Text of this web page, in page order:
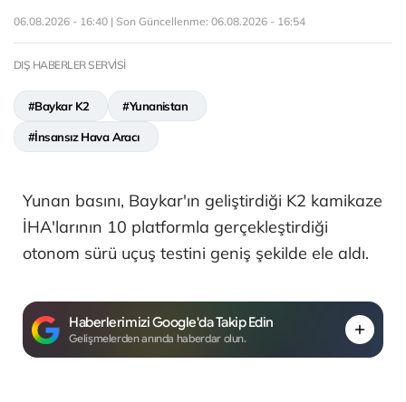
06.08.2026 - 16:40 | Son Güncellenme: 06.08.2026 - 16:54
DIŞ HABERLER SERVİSİ
#Baykar K2 #Yunanistan
#İnsansız Hava Aracı
Yunan basını, Baykar'ın geliştirdiği K2 kamikaze
İHA'larının 10 platformla gerçekleştirdiği
otonom sürü uçuş testini geniş şekilde ele aldı.
Haberlerimizi Google'da Takip Edin
Gelişmelerden anında haberdar olun.